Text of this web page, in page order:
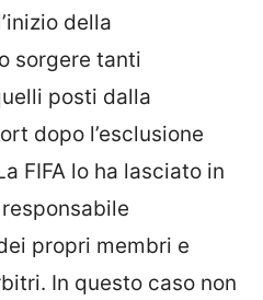
della
sorgere tanti
posti dalla
dopo l’esclusione
FIFA lo ha lasciato in
propri membri e
In questo caso non